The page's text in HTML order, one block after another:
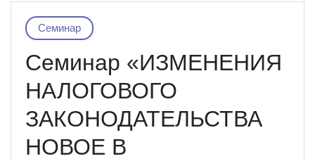
Семинар
Семинар «ИЗМЕНЕНИЯ
НАЛОГОВОГО
ЗАКОНОДАТЕЛЬСТВА
НОВОЕ В